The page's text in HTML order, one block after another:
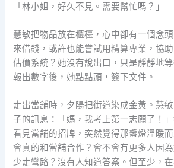
「林小姐，好久不見。需要幫忙嗎？」
慧敏把物品放在櫃檯，心中卻有一個念
來借錢，或許也能嘗試用精算專業，協
估價系統？她沒有說出口，只是靜靜地
報出數字後，她點點頭，簽下文件。
走出當舖時，夕陽把街道染成金黃。慧
子的訊息：「媽，我考上第一志願了！
看見當舖的招牌，突然覺得那盞燈溫暖
會真的和當舖合作？會不會有更多人因
少走彎路？沒有人知道答案。但至少，